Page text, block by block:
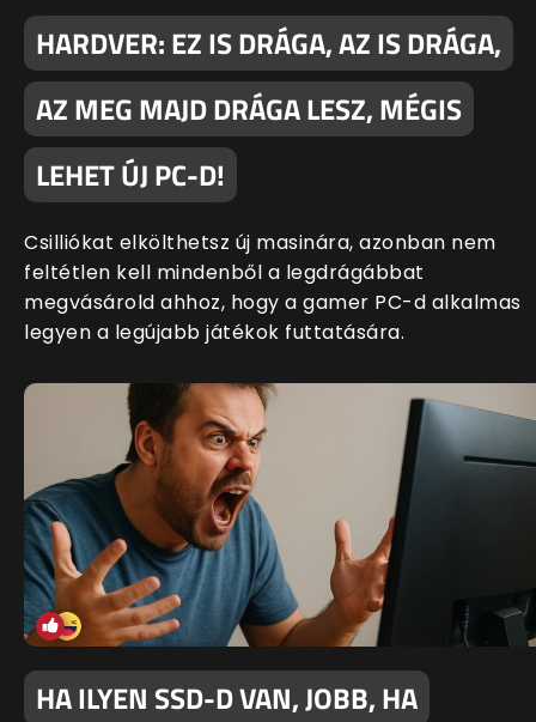
HARDVER: EZ IS DRÁGA, AZ IS DRÁGA,
AZ MEG MAJD DRÁGA LESZ, MÉGIS
LEHET ÚJ PC-D!
Csilliókat elkölthetsz új masinára, azonban nem
feltétlen kell mindenből a legdrágábbat
megvásárold ahhoz, hogy a gamer PC-d alkalmas
legyen a legújabb játékok futtatására.
HA ILYEN SSD-D VAN, JOBB, HA